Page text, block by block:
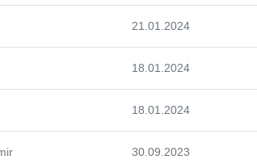
21.01.2024
18.01.2024
18.01.2024
30.09.2023